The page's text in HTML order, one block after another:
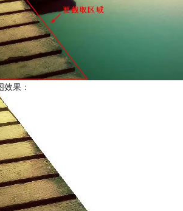
效果：